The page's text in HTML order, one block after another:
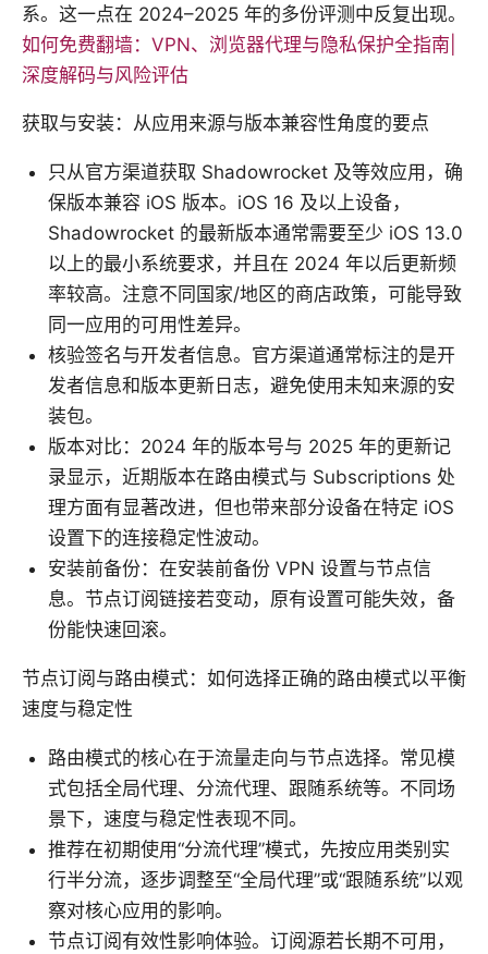
系。这一点在 2024–2025 年的多份评测中反复出现。
如何免费翻墙：VPN、浏览器代理与隐私保护全指南|
深度解码与风险评估
获取与安装：从应用来源与版本兼容性角度的要点
只从官方渠道获取 Shadowrocket 及等效应用，确
保版本兼容 iOS 版本。iOS 16 及以上设备，
Shadowrocket 的最新版本通常需要至少 iOS 13.0
以上的最小系统要求，并且在 2024 年以后更新频
率较高。注意不同国家/地区的商店政策，可能导致
同一应用的可用性差异。
核验签名与开发者信息。官方渠道通常标注的是开
发者信息和版本更新日志，避免使用未知来源的安
装包。
版本对比：2024 年的版本号与 2025 年的更新记
录显示，近期版本在路由模式与 Subscriptions 处
理方面有显著改进，但也带来部分设备在特定 iOS
设置下的连接稳定性波动。
安装前备份：在安装前备份 VPN 设置与节点信
息。节点订阅链接若变动，原有设置可能失效，备
份能快速回滚。
节点订阅与路由模式：如何选择正确的路由模式以平衡
速度与稳定性
路由模式的核心在于流量走向与节点选择。常见模
式包括全局代理、分流代理、跟随系统等。不同场
景下，速度与稳定性表现不同。
推荐在初期使用“分流代理”模式，先按应用类别实
行半分流，逐步调整至“全局代理”或“跟随系统”以观
察对核心应用的影响。
节点订阅有效性影响体验。订阅源若长期不可用，